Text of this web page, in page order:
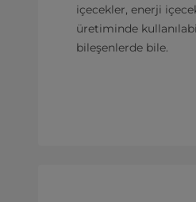
içecekler, enerji
üretiminde
bileşenlerde bile.